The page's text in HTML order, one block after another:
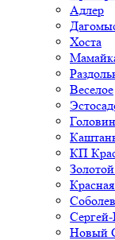
Адлер
Хоста
Веселое
КП
Новый